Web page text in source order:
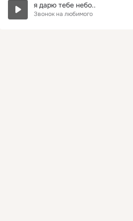
я дарю тебе небо..
Звонок на любимого